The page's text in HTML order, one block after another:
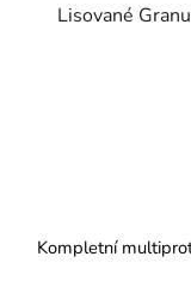
Lisované
Kompletní